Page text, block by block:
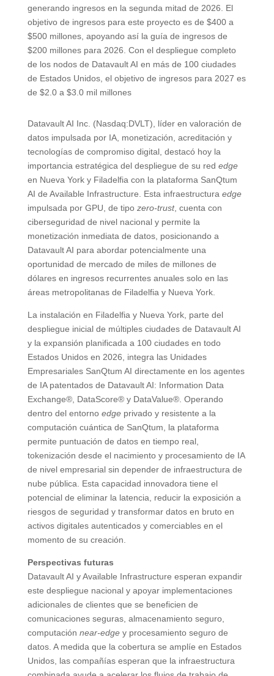
generando ingresos en la segunda mitad de 2026. El
objetivo de ingresos para este proyecto es de $400 a
$500 millones, apoyando así la guía de ingresos de
$200 millones para 2026. Con el despliegue completo
de los nodos de Datavault AI en más de 100 ciudades
de Estados Unidos, el objetivo de ingresos para 2027 es
de $2.0 a $3.0 mil millones
Datavault AI Inc. (Nasdaq:DVLT), líder en valoración de
datos impulsada por IA, monetización, acreditación y
tecnologías de compromiso digital, destacó hoy la
importancia estratégica del despliegue de su red edge
en Nueva York y Filadelfia con la plataforma SanQtum
AI de Available Infrastructure. Esta infraestructura edge
impulsada por GPU, de tipo zero-trust, cuenta con
ciberseguridad de nivel nacional y permite la
monetización inmediata de datos, posicionando a
Datavault AI para abordar potencialmente una
oportunidad de mercado de miles de millones de
dólares en ingresos recurrentes anuales solo en las
áreas metropolitanas de Filadelfia y Nueva York.
La instalación en Filadelfia y Nueva York, parte del
despliegue inicial de múltiples ciudades de Datavault AI
y la expansión planificada a 100 ciudades en todo
Estados Unidos en 2026, integra las Unidades
Empresariales SanQtum AI directamente en los agentes
de IA patentados de Datavault AI: Information Data
Exchange®, DataScore® y DataValue®. Operando
dentro del entorno edgeprivado y resistente a la
computación cuántica de SanQtum, la plataforma
permite puntuación de datos en tiempo real,
tokenización desde el nacimiento y procesamiento de IA
de nivel empresarial sin depender de infraestructura de
nube pública. Esta capacidad innovadora tiene el
potencial de eliminar la latencia, reducir la exposición a
riesgos de seguridad y transformar datos en bruto en
activos digitales autenticados y comerciables en el
momento de su creación.
Perspectivas futuras
Datavault AI y Available Infrastructure esperan expandir
este despliegue nacional y apoyar implementaciones
adicionales de clientes que se beneficien de
comunicaciones seguras, almacenamiento seguro,
computación near-edgey procesamiento seguro de
datos. A medida que la cobertura se amplíe en Estados
Unidos, las compañías esperan que la infraestructura